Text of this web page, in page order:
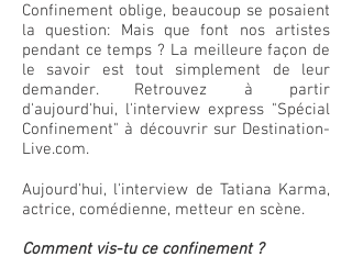
Confinement oblige, beaucoup se posaient
la question: Mais que font nos artistes
pendant ce temps ? La meilleure façon de
le savoir est tout simplement de leur
demander. Retrouvez à partir
d'aujourd'hui, l'interview express "Spécial
Confinement" à découvrir sur Destination-
Live.com.
Aujourd'hui, l'interview de Tatiana Karma,
actrice, comédienne, metteur en scène.
Comment vis-tu ce confinement ?